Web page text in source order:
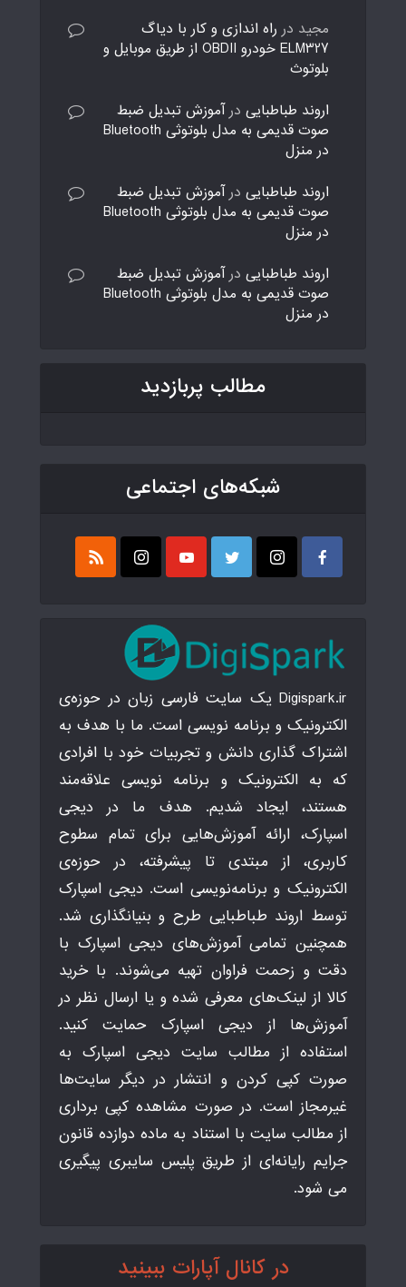
مجید در راه اندازی و کار با دیاگ
ELM327 خودرو OBDII از طریق موبایل و
بلوتوث
اروند طباطبایی درآموزش تبدیل ضبط
صوت قدیمی به مدل بلوتوثی Bluetooth
در منزل
اروند طباطبایی درآموزش تبدیل ضبط
صوت قدیمی به مدل بلوتوثی Bluetooth
در منزل
اروند طباطبایی درآموزش تبدیل ضبط
صوت قدیمی به مدل بلوتوثی Bluetooth
در منزل
مطالب پربازدید
شبکه‌های اجتماعی
Digispark.ir یک سایت فارسی زبان در حوزه‌ی
الکترونیک و برنامه نویسی است. ما با هدف به
اشتراک گذاری دانش و تجربیات خود با افرادی
که به الکترونیک و برنامه نویسی علاقه‌مند
هستند، ایجاد شدیم. هدف ما در دیجی
اسپارک، ارائه آموزش‌هایی برای تمام سطوح
کاربری، از مبتدی تا پیشرفته، در حوزه‌ی
الکترونیک و برنامه‌نویسی است. دیجی اسپارک
توسط اروند طباطبایی طرح و بنیانگذاری شد.
همچنین تمامی آموزش‌های دیجی اسپارک با
دقت و زحمت فراوان تهیه می‌شوند. با خرید
کالا از لینک‌های معرفی شده و یا ارسال نظر در
آموزش‌ها از دیجی اسپارک حمایت کنید.
استفاده از مطالب سایت دیجی اسپارک به
صورت کپی کردن و انتشار در دیگر سایت‌ها
غیرمجاز است. در صورت مشاهده کپی برداری
از مطالب سایت با استناد به ماده دوازده قانون
جرایم رایانه‌ای از طریق پلیس سایبری پیگیری
می شود.
در کانال آپارات ببینید